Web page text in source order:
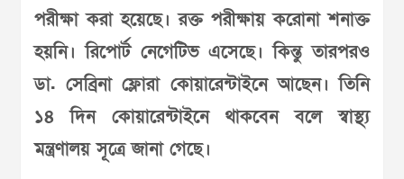
পরীক্ষা করা হয়েছে। রক্ত পরীক্ষায় করোনা শনাক্ত
হয়নি। রিপোর্ট নেগেটিভ এসেছে। কিন্তু তারপরও
ডা. সেব্রিনা ফ্লোরা কোয়ারেন্টাইনে আছেন। তিনি
১৪ দিন কোয়ারেন্টাইনে থাকবেন বলে স্বাস্থ্য
মন্ত্রণালয় সূত্রে জানা গেছে।